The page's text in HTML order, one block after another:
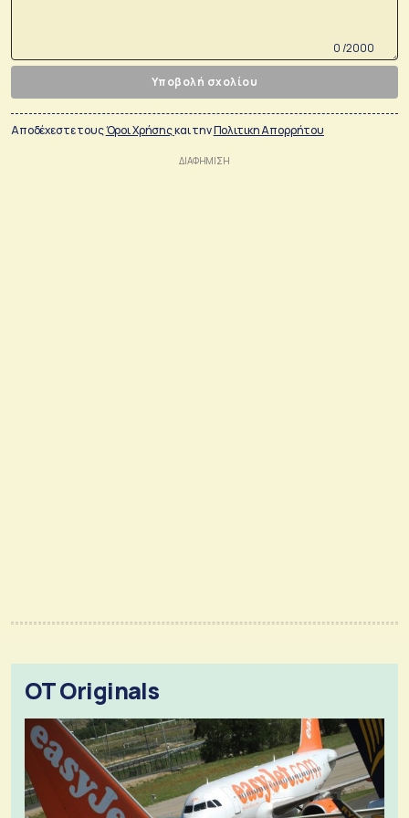
0 /2000
Υποβολή σχολίου
Αποδέχεστε τουςΌροι Χρήσηςκαι τηνΠολιτικη Απορρήτου
OT Originals